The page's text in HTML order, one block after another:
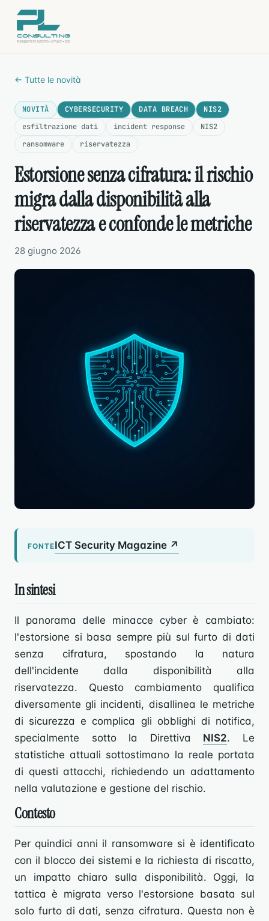
← Tutte le novità
NOVITÀ CYBERSECURITY DATA BREACH
NIS2
esfiltrazione dati
incident response
NIS2
ransomware
riservatezza
Estorsione senza cifratura: il rischio
migra dalla disponibilità alla
riservatezza e confonde le metriche
28 giugno 2026
FONTEICT Security Magazine ↗
In sintesi
Il panorama delle minacce cyber è cambiato:
l'estorsione si basa sempre più sul furto di dati
senza cifratura, spostando la natura
dell'incidente dalla disponibilità alla
riservatezza. Questo cambiamento qualifica
diversamente gli incidenti, disallinea le metriche
di sicurezza e complica gli obblighi di notifica,
specialmente sotto la Direttiva NIS2. Le
statistiche attuali sottostimano la reale portata
di questi attacchi, richiedendo un adattamento
nella valutazione e gestione del rischio.
Contesto
Per quindici anni il ransomware si è identificato
con il blocco dei sistemi e la richiesta di riscatto,
un impatto chiaro sulla disponibilità. Oggi, la
tattica è migrata verso l'estorsione basata sul
solo furto di dati, senza cifratura. Questa non è